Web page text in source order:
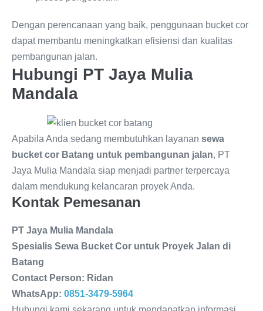
Dengan perencanaan yang baik, penggunaan bucket cor
dapat membantu meningkatkan efisiensi dan kualitas
pembangunan jalan.
Hubungi PT Jaya Mulia
Mandala
Apabila Anda sedang membutuhkan layanan sewa
bucket cor Batang untuk pembangunan jalan, PT
Jaya Mulia Mandala siap menjadi partner terpercaya
dalam mendukung kelancaran proyek Anda.
Kontak Pemesanan
PT Jaya Mulia Mandala
Spesialis Sewa Bucket Cor untuk Proyek Jalan di
Batang
Contact Person: Ridan
WhatsApp: 0851-3479-5964